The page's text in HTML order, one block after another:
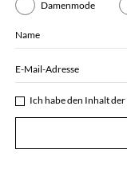
Damenmode
Name
E-Mail-Adresse
Ich habe den Inhalt der